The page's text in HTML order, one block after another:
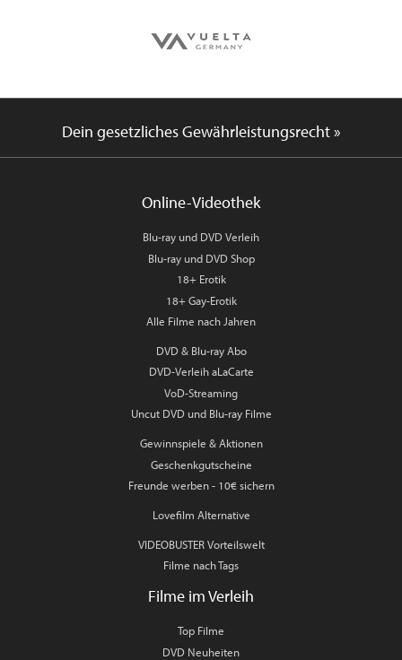
Dein gesetzliches Gewährleistungsrecht »
Online-Videothek
Blu-ray und DVD Verleih
Blu-ray und DVD Shop
18+ Erotik
18+ Gay-Erotik
Alle Filme nach Jahren
DVD & Blu-ray Abo
DVD-Verleih aLaCarte
VoD-Streaming
Uncut DVD und Blu-ray Filme
Gewinnspiele & Aktionen
Geschenkgutscheine
Freunde werben - 10€ sichern
Lovefilm Alternative
VIDEOBUSTER Vorteilswelt
Filme nach Tags
Filme im Verleih
Top Filme
DVD Neuheiten